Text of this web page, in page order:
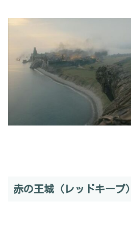
赤の王城（レッドキープ）